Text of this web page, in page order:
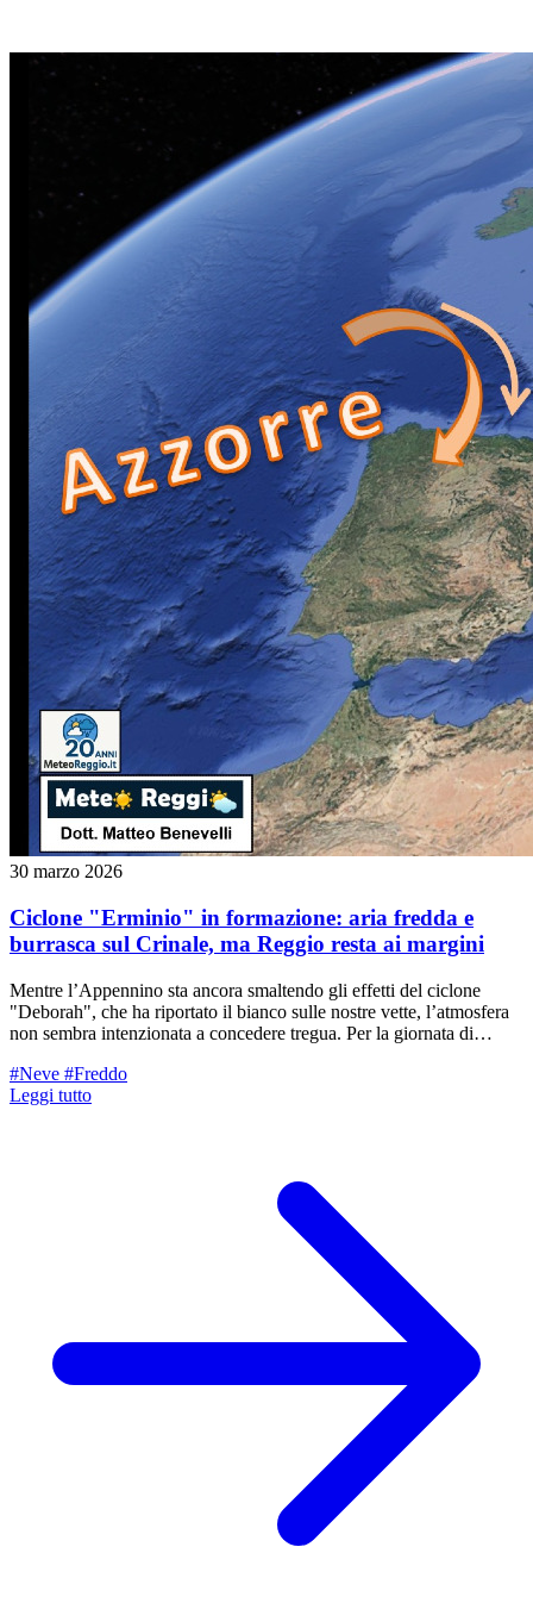
30 marzo 2026
Ciclone "Erminio" in formazione: aria fredda e
burrasca sul Crinale, ma Reggio resta ai margini
Mentre l’Appennino sta ancora smaltendo gli effetti del ciclone
"Deborah", che ha riportato il bianco sulle nostre vette, l’atmosfera
non sembra intenzionata a concedere tregua. Per la giornata di
Ionio, dove prenderà vita una nuova e profonda struttura
depressionaria: il ciclone "Erminio".
#Neve #Freddo
Leggi tutto